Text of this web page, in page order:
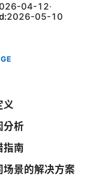
04-12·
2026-05-10
义
分析
指南
场景的解决方案